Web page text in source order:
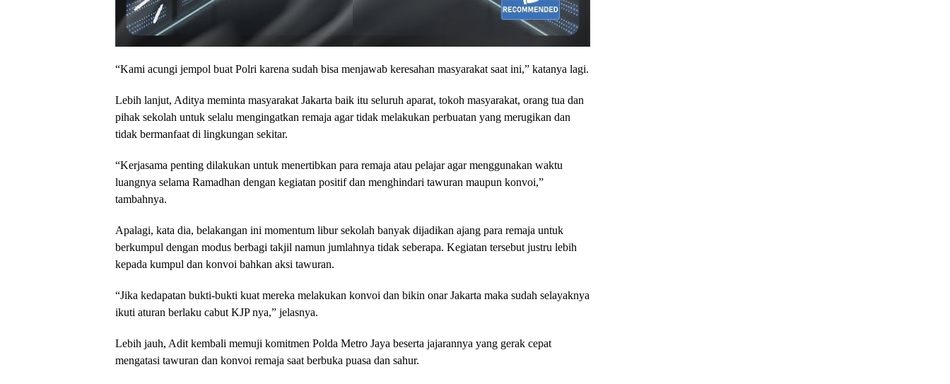
“Kami acungi jempol buat Polri karena sudah bisa menjawab keresahan masyarakat saat ini,” katanya lagi.
Lebih lanjut, Aditya meminta masyarakat Jakarta baik itu seluruh aparat, tokoh masyarakat, orang tua dan
pihak sekolah untuk selalu mengingatkan remaja agar tidak melakukan perbuatan yang merugikan dan
tidak bermanfaat di lingkungan sekitar.
“Kerjasama penting dilakukan untuk menertibkan para remaja atau pelajar agar menggunakan waktu
luangnya selama Ramadhan dengan kegiatan positif dan menghindari tawuran maupun konvoi,”
tambahnya.
Apalagi, kata dia, belakangan ini momentum libur sekolah banyak dijadikan ajang para remaja untuk
berkumpul dengan modus berbagi takjil namun jumlahnya tidak seberapa. Kegiatan tersebut justru lebih
kepada kumpul dan konvoi bahkan aksi tawuran.
“Jika kedapatan bukti-bukti kuat mereka melakukan konvoi dan bikin onar Jakarta maka sudah selayaknya
ikuti aturan berlaku cabut KJP nya,” jelasnya.
Lebih jauh, Adit kembali memuji komitmen Polda Metro Jaya beserta jajarannya yang gerak cepat
mengatasi tawuran dan konvoi remaja saat berbuka puasa dan sahur.